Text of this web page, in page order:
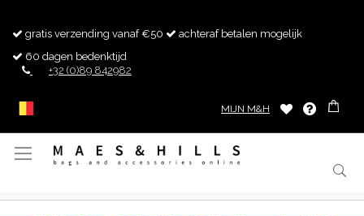
gratis verzending vanaf €50
achteraf betalen mogelijk
60 dagen bedenktijd
+32 (0)89 842982
MIJN M&H
Toggle